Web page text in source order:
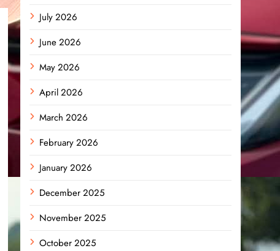
July 2026
June 2026
May 2026
April 2026
March 2026
February 2026
January 2026
December 2025
November 2025
October 2025